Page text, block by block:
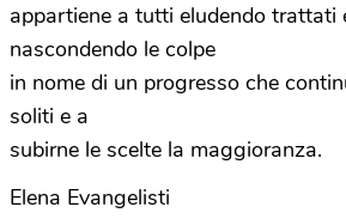
appartiene a tutti eludendo trattati
nascondendo le colpe
in nome di un progresso che
soliti e a
subirne le scelte la maggioranza.
Elena Evangelisti